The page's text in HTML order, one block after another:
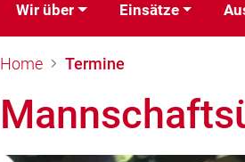
Wir über Einsätze
Home Termine